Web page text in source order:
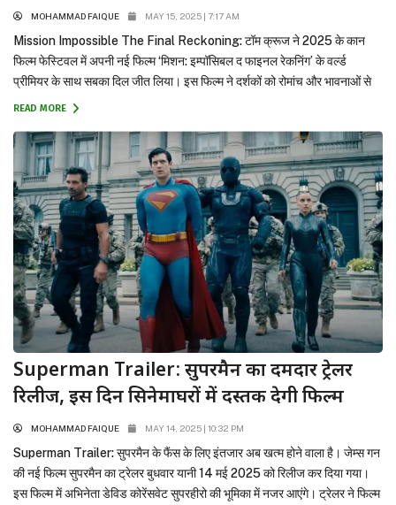
MOHAMMAD FAIQUE MAY 15, 2025 | 7:17 AM
Mission Impossible The Final Reckoning: टॉम क्रूज ने 2025 के कान
फिल्म फेस्टिवल में अपनी नई फिल्म ‘मिशन: इम्पॉसिबल द फाइनल रेकनिंग’ के वर्ल्ड
प्रीमियर के साथ सबका दिल जीत लिया। इस फिल्म ने दर्शकों को रोमांच और भावनाओं से
जोड़कर पांच मिनट तक लगातार तालियों की गड़गड़ाहट बटोरी। यह फिल्म मिशन
READ MORE
Superman Trailer: सुपरमैन का दमदार ट्रेलर
रिलीज, इस दिन सिनेमाघरों में दस्तक देगी फिल्म
MOHAMMAD FAIQUE MAY 14, 2025 | 10:32 PM
Superman Trailer: सुपरमैन के फैंस के लिए इंतजार अब खत्म होने वाला है। जेम्स गन
की नई फिल्म सुपरमैन का ट्रेलर बुधवार यानी 14 मई 2025 को रिलीज कर दिया गया।
इस फिल्म में अभिनेता डेविड कोरेंसवेट सुपरहीरो की भूमिका में नजर आएंगे। ट्रेलर ने फिल्म